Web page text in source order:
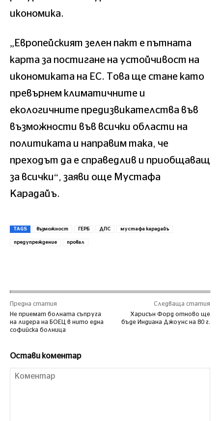
икономика.
„Европейският зелен пакт е пътната
карта за постигане на устойчивост на
икономиката на ЕС. Това ще стане като
превърнем климатичните и
екологичните предизвикателства във
възможности във всички области на
политиката и направим така, че
преходът да е справедлив и приобщаващ
за всички“, заяви още Мустафа
Карадайъ.
TAGS възможност ГЕРБ ДПС мустафа карадайъ
предупреждение провал
Предна статия
Не приемат болната съпруга
на лидера на БОЕЦ в нито една
софийска болница
Следваща статия
Харисън Форд отново ще
бъде Индиана Джоунс на 80 г.
Остави коментар